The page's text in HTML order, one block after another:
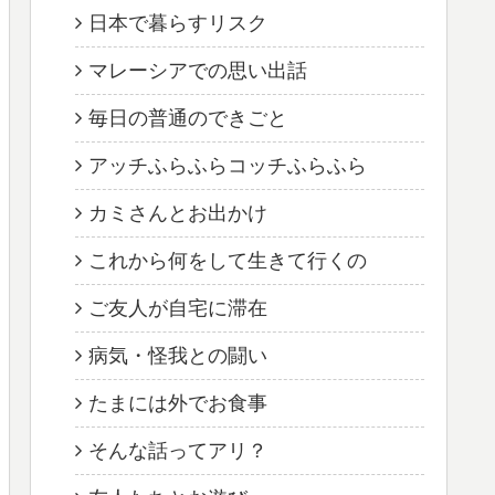
日本で暮らすリスク
マレーシアでの思い出話
毎日の普通のできごと
アッチふらふらコッチふらふら
カミさんとお出かけ
これから何をして生きて行くの
ご友人が自宅に滞在
病気・怪我との闘い
たまには外でお食事
そんな話ってアリ？